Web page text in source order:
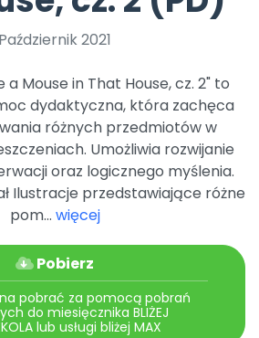
Październik 2021
a Mouse in That House, cz. 2" to
dydaktyczna, która zachęca
różnych przedmiotów w
Umożliwia rozwijanie
oraz logicznego myślenia.
Ilustracje przedstawiające różne
pom... więcej
Pobierz
pobrać za pomocą pobrań
do miesięcznika BLIŻEJ
lub usługi bliżej MAX